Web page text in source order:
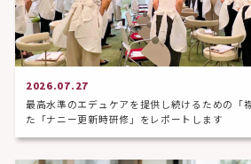
2026.07.27
最高水準のエデュケアを提供し続けるための「
た「ナニー更新時研修」をレポートします